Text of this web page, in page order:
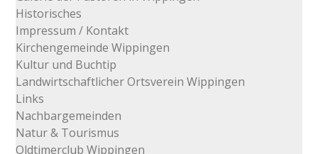
Historisches
Impressum / Kontakt
Kirchengemeinde Wippingen
Kultur und Buchtip
Landwirtschaftlicher Ortsverein Wippingen
Links
Nachbargemeinden
Natur & Tourismus
Oldtimerclub Wippingen